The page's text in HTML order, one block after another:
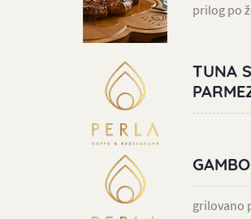
prilog po
TUNA
grilovano